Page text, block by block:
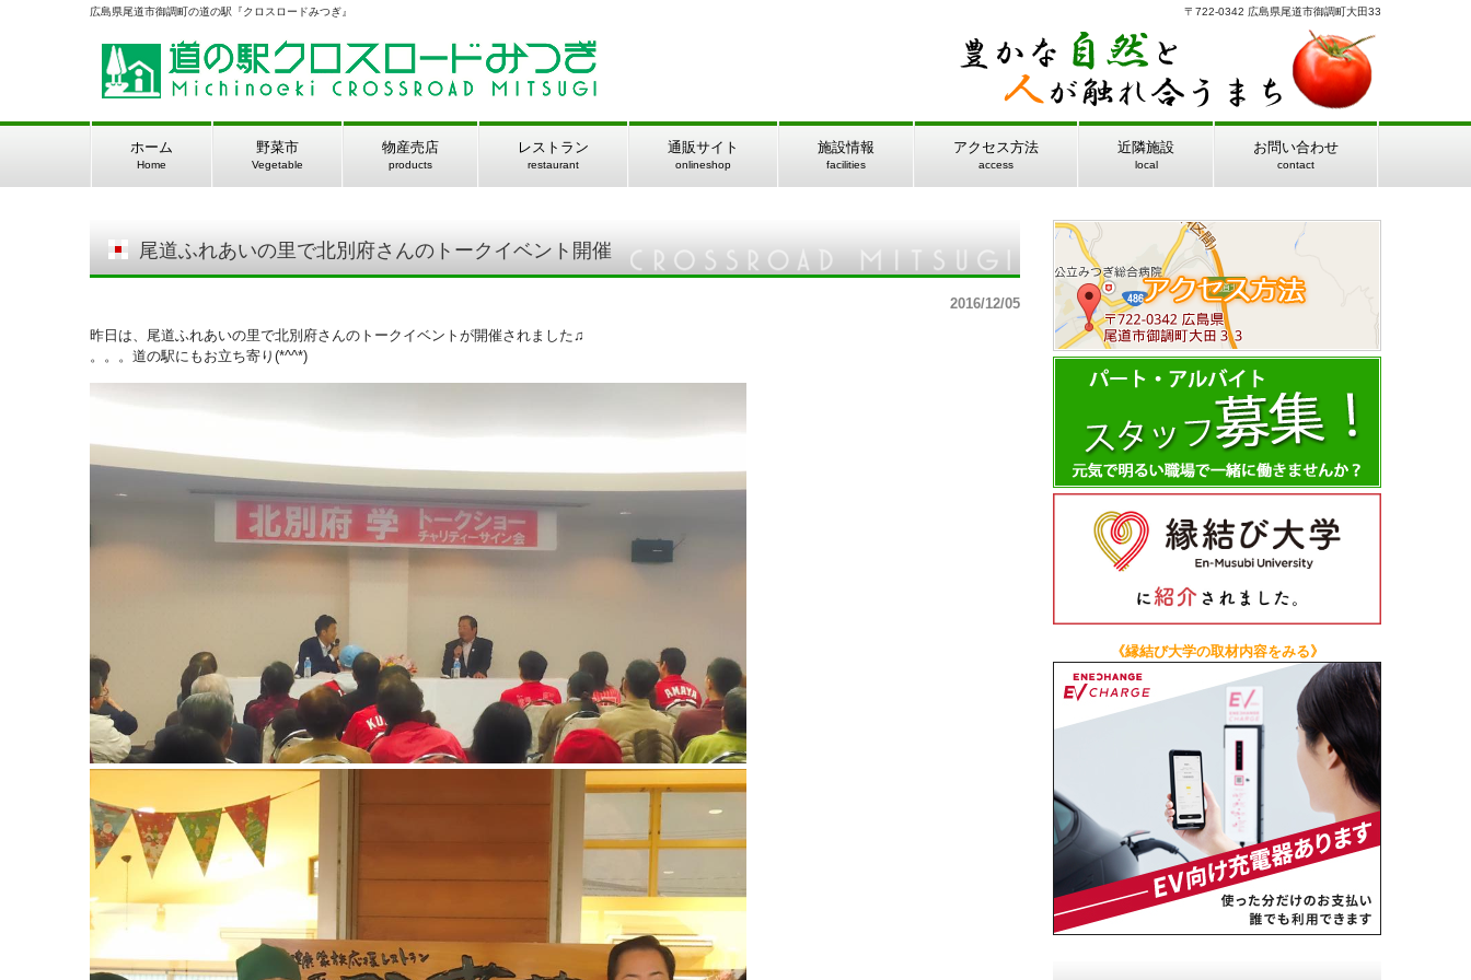
広島県尾道市御調町の道の駅『クロスロードみつぎ』 〒722-0342 広島県尾道市御調町大田33
ホーム
Home
野菜市
Vegetable
物産売店
products
レストラン
restaurant
通販サイト
onlineshop
施設情報
facilities
アクセス方法
access
近隣施設
local
お問い合わせ
contact
尾道ふれあいの里で北別府さんのトークイベント開催
2016/12/05
昨日は、尾道ふれあいの里で北別府さんのトークイベントが開催されました♫
。。。道の駅にもお立ち寄り(*^^*)
《縁結び大学の取材内容をみる》